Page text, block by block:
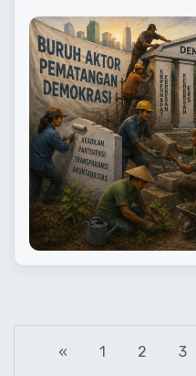
« 1 2 3